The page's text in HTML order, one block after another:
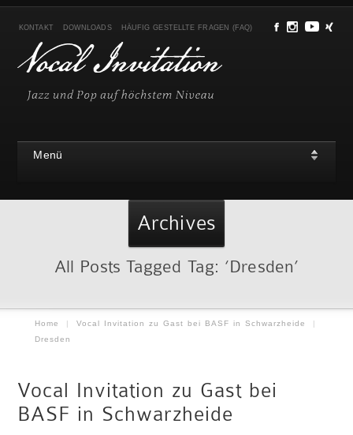
KONTAKT DOWNLOADS HÄUFIG GESTELLTE FRAGEN (FAQ)
Menü
Archives
All Posts Tagged Tag: ‘Dresden’
Home | Vocal Invitation zu Gast bei BASF in Schwarzheide
|
Dresden
Vocal Invitation zu Gast bei
BASF in Schwarzheide